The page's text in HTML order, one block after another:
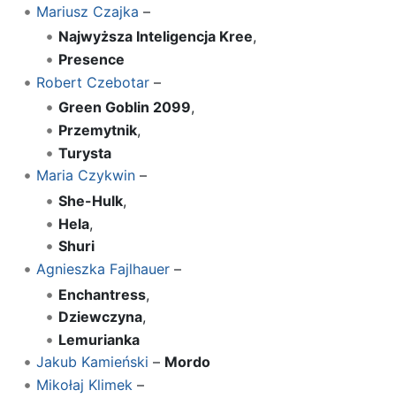
Mariusz Czajka –
Najwyższa Inteligencja Kree,
Presence
Robert Czebotar–
Green Goblin 2099,
Przemytnik,
Turysta
Maria Czykwin–
She-Hulk,
Hela,
Shuri
Agnieszka Fajlhauer–
Enchantress,
Dziewczyna,
Lemurianka
Jakub Kamieński – Mordo
Mikołaj Klimek –